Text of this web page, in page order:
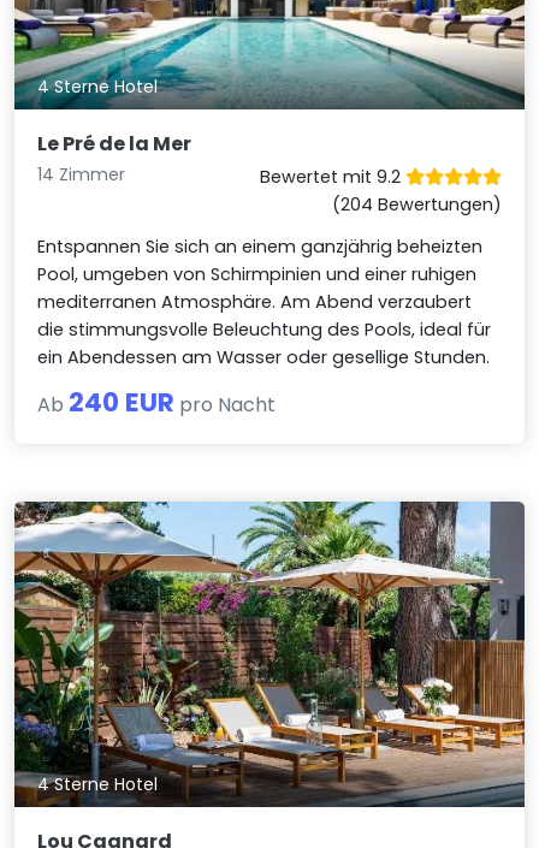
4 Sterne Hotel
Le Pré de la Mer
14 Zimmer
Bewertet mit 9.2
(204 Bewertungen)
Entspannen Sie sich an einem ganzjährig beheizten
Pool, umgeben von Schirmpinien und einer ruhigen
mediterranen Atmosphäre. Am Abend verzaubert
die stimmungsvolle Beleuchtung des Pools, ideal für
ein Abendessen am Wasser oder gesellige Stunden.
Ab 240 EUR pro Nacht
4 Sterne Hotel
Lou Cagnard